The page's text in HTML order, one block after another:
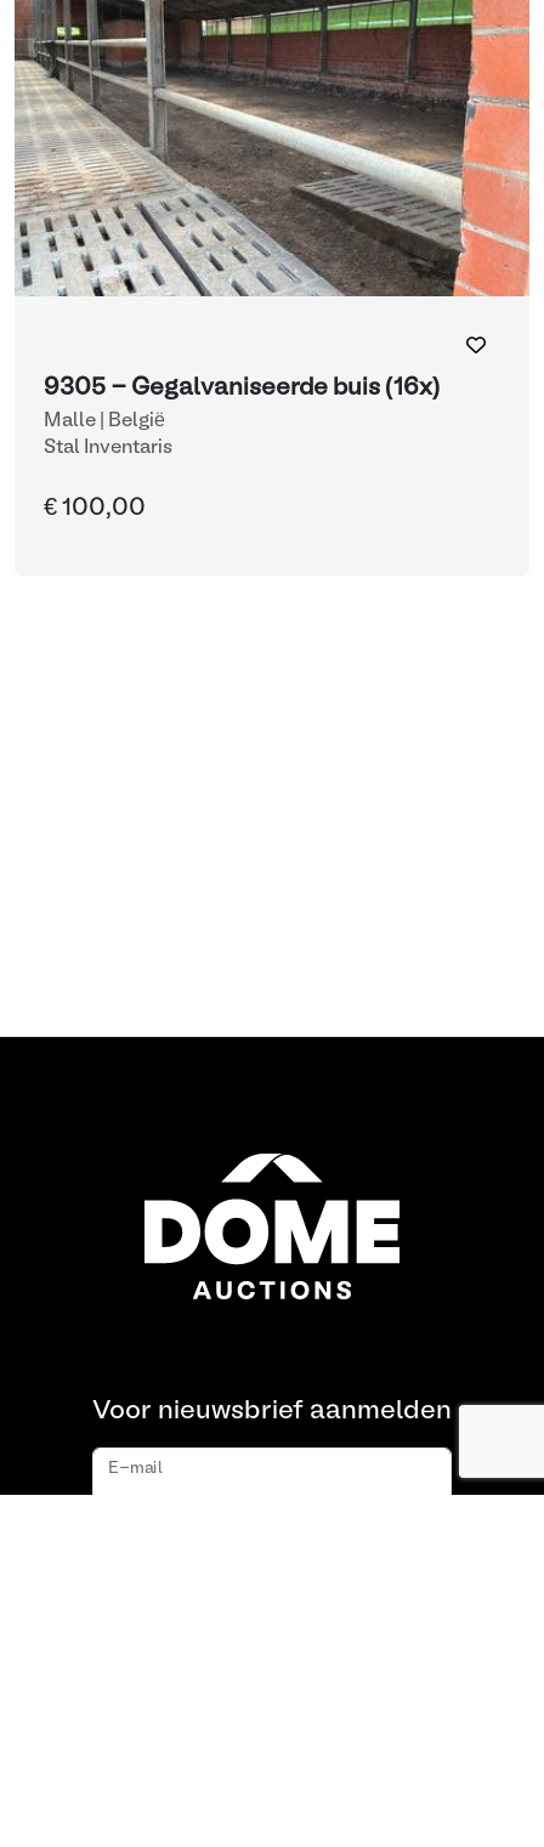
9305 - Gegalvaniseerde buis (16x)
Malle | België
Stal Inventaris
€ 100,00
Voor nieuwsbrief aanmelden
E-mail